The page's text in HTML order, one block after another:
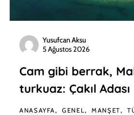
Yusufcan Aksu
5 Ağustos 2026
Cam gibi berrak,
turkuaz: Çakıl Adası
ANASAYFA GENEL MANŞET